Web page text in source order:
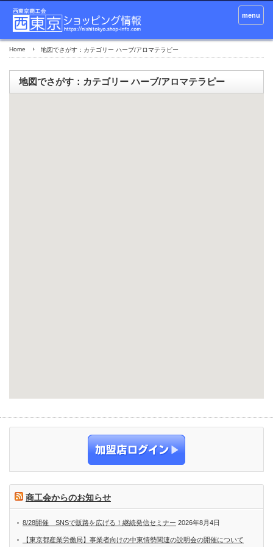
menu
Home 地図でさがす：カテゴリー ハーブ/アロマテラピー
地図でさがす：カテゴリー ハーブ/アロマテラピー
商工会からのお知らせ
8/28開催 SNSで販路を広げる！継続発信セミナー 2026年8月4日
【東京都産業労働局】事業者向けの中東情勢関連の説明会の開催について